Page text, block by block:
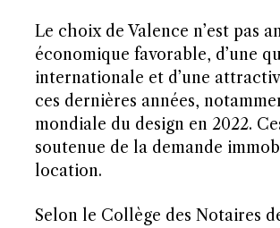
Le choix de Valence n’est pas
économique favorable, d’une
internationale et d’une
ces dernières années,
mondiale du design en 2022.
soutenue de la demande
location.
Selon le Collège des Notaires